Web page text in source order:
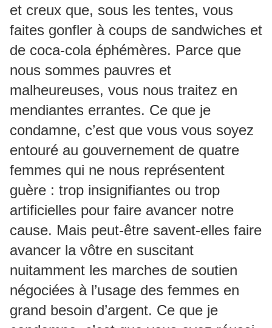
et creux que, sous les tentes, vous
faites gonfler à coups de sandwiches et
de coca-cola éphémères. Parce que
nous sommes pauvres et
malheureuses, vous nous traitez en
mendiantes errantes. Ce que je
condamne, c’est que vous vous soyez
entouré au gouvernement de quatre
femmes qui ne nous représentent
guère : trop insignifiantes ou trop
artificielles pour faire avancer notre
cause. Mais peut-être savent-elles faire
avancer la vôtre en suscitant
nuitamment les marches de soutien
négociées à l’usage des femmes en
grand besoin d’argent. Ce que je